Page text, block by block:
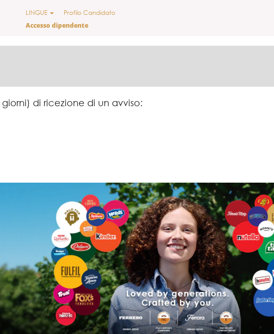
LINGUE
Profilo Candidato
Accesso dipendente
CHIAVE
di ricezione di un avviso: